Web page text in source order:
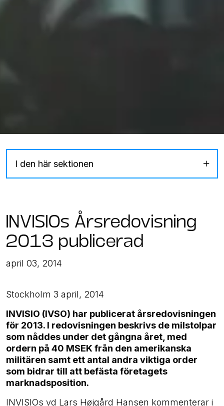
I den här sektionen
INVISIOs Årsredovisning
2013 publicerad
april 03, 2014
Stockholm 3 april, 2014
INVISIO (IVSO) har publicerat årsredovisningen
för 2013. I redovisningen beskrivs de milstolpar
som nåddes under det gångna året, med
ordern på 40 MSEK från den amerikanska
militären samt ett antal andra viktiga order
som bidrar till att befästa företagets
marknadsposition.
INVISIOs vd Lars Højgård Hansen kommenterar i